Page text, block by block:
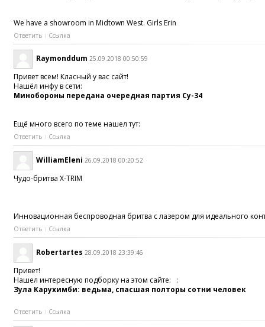
We have a showroom in Midtown West. Girls Erin
Ответить Ссылка
Raymonddum 25.09.2018 00:50:59
Привет всем! Класный у вас сайт!
Нашёл инфу в сети:
Минобороны передана очередная партия Су-34
Ещё много всего по теме нашел тут:
Ответить Ссылка
WilliamEleni 26.09.2018 00:20:52
Чудо-бритва X-TRIM
Инновационная беспроводная бритва с лазером для идеального
Ответить Ссылка
Robertartes 28.09.2018 23:39:46
Привет!
Нашел интересную подборку на этом сайте: :
Зула Карухимби: ведьма, спасшая полторы сотни человек
Ответить Ссылка